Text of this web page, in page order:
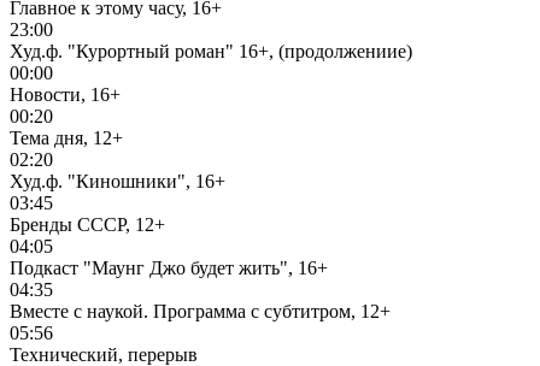
Главное к этому часу, 16+
23:00
Худ.ф. "Курортный роман" 16+, (продолжениие)
00:00
Новости, 16+
00:20
Тема дня, 12+
02:20
Худ.ф. "Киношники", 16+
03:45
Бренды СССР, 12+
04:05
Подкаст "Маунг Джо будет жить", 16+
04:35
Вместе с наукой. Программа с субтитром, 12+
05:56
Технический, перерыв